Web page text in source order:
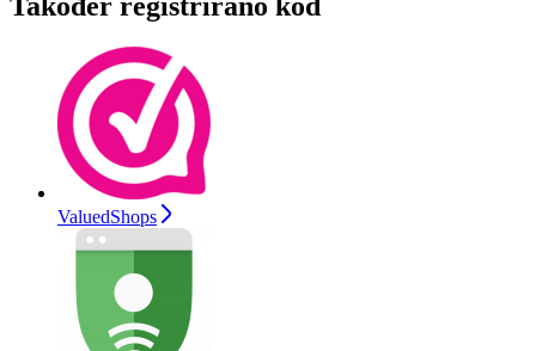
Također registrirano kod
ValuedShops